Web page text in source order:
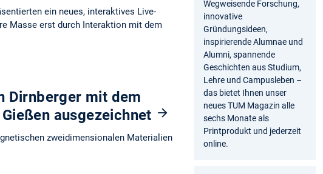
ein neues, interaktives Live-
Masse erst durch Interaktion mit dem
Dirnberger mit dem
ausgezeichnet
zweidimensionalen Materialien
Wegweisende Forschung,
innovative
Gründungsideen,
inspirierende Alumnae und
Alumni, spannende
Geschichten aus Studium,
Lehre und Campusleben –
das bietet Ihnen unser
neues TUM Magazin alle
sechs Monate als
Printprodukt und jederzeit
online.